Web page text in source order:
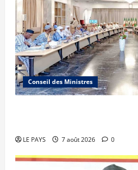
Conseil des Ministres
LE PAYS 7 août 2026 0